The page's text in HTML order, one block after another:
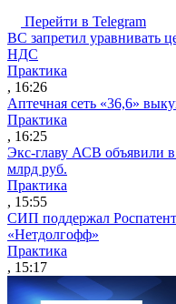
Перейти в Telegram
ВС запретил уравнивать
НДС
Практика
, 16:26
Аптечная сеть «36,6»
Практика
, 16:25
Экс-главу АСВ объявили
млрд руб.
Практика
, 15:55
СИП поддержал
«Нетдолгофф»
Практика
, 15:17